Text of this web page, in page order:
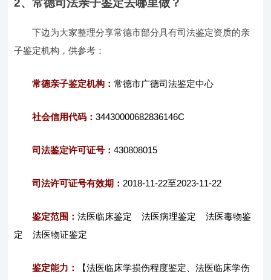
2、常德司法亲子鉴定去哪里做？
下边为大家整理分享常德市部分具有司法鉴定资质的亲
子鉴定机构，供参考：
常德亲子鉴定机构：常德市广德司法鉴定中心
社会信用代码：34430000682836146C
司法鉴定许可证号：430808015
司法许可证号有效期： 2018-11-22至2023-11-22
鉴定范围：法医临床鉴定 法医病理鉴定 法医毒物鉴
定 法医物证鉴定
鉴定能力：
【法医临床学损伤程度鉴定、法医临床学伤